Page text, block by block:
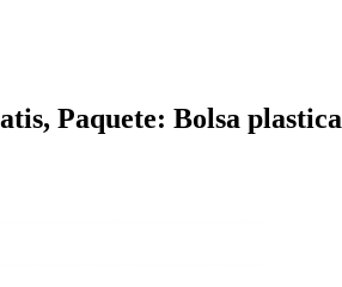
Paquete: Bolsa plastica